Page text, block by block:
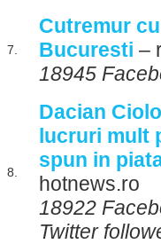
7.
Cutremur
Bucuresti –
18945
8.
Dacian
lucruri mult
spun in
hotnews.ro
18922
Twitter